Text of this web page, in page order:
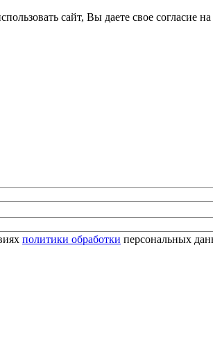
сайт, Вы даете свое согласие на
политики обработки персональных